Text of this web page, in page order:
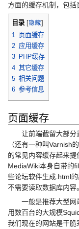
方面的缓存机制，包括
目录 [隐藏]
1
页面缓存
2 应用缓存
3 PHP缓存
4 其它缓存
5 相关问题
6 参考信息
页面缓存
让前端截留大部分
（还有一种叫Varnish
的常见内容缓存起来
MediaWiki本身自带的
些论坛软件生成.html
不需要读取数据库内容。
一般是推荐大型网
用数百台的大规模
我们现在的网站是干